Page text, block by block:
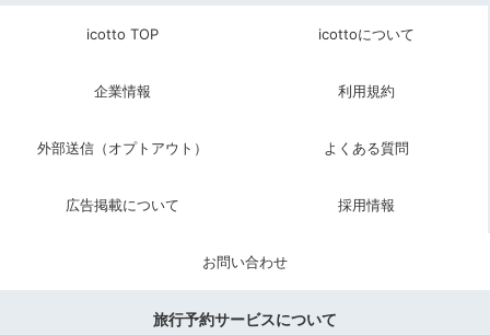
ブルジョワ食いしん坊さんの投稿
並ぶおばんざいな朝食は見た目にも華やか。
だく丹後コシヒカリは炊きたてを提供してくれます。ほ
っとする味わいの出汁巻と焼魚にご飯が進みます。
icotto TOP icottoについて
企業情報 利用規約
外部送信（オプトアウト） よくある質問
広告掲載について 採用情報
お問い合わせ
旅行予約サービスについて